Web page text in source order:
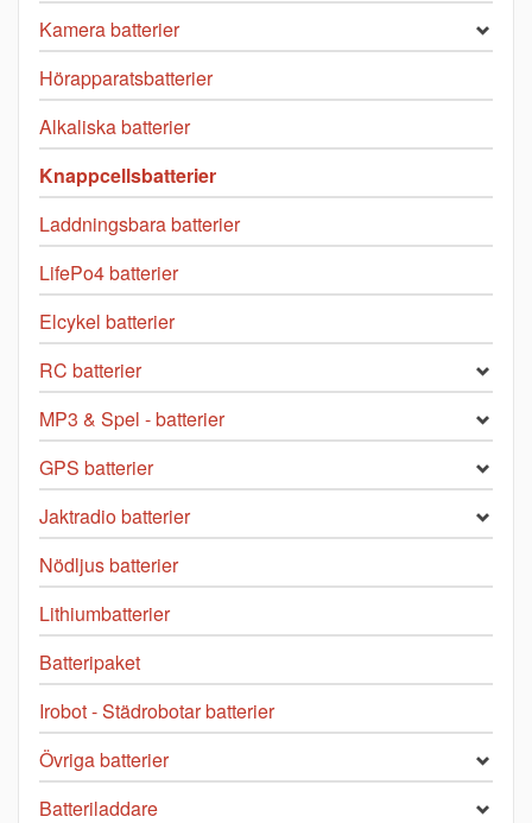
Kamera batterier
Hörapparatsbatterier
Alkaliska batterier
Knappcellsbatterier
Laddningsbara batterier
LifePo4 batterier
Elcykel batterier
RC batterier
MP3 & Spel - batterier
GPS batterier
Jaktradio batterier
Nödljus batterier
Lithiumbatterier
Batteripaket
Irobot - Städrobotar batterier
Övriga batterier
Batteriladdare